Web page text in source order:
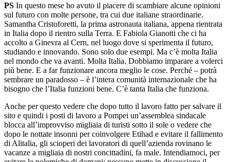
PS In questo mese ho avuto il piacere di scambiare alcune opinioni
sul futuro con molte persone, tra cui due italiane straordinarie.
Samantha Cristoforetti, la prima astronauta italiana, appena rientrata
in Italia dopo il rientro sulla Terra. E Fabiola Gianotti che ci ha
accolto a Ginevra al Cern, nel luogo dove si sperimenta il futuro,
studiando e innovando. Sono solo due esempi. Ma c’è molta Italia
nel mondo che va avanti. Molta Italia. Dobbiamo imparare a volerci
più bene. E a far funzionare ancora meglio le cose. Perché – potrà
sembrare un paradosso – è l’intera comunità internazionale che ha
bisogno che l’Italia funzioni bene. C’è tanta Italia che funziona.
Anche per questo vedere che dopo tutto il lavoro fatto per salvare il
sito e quindi i posti di lavoro a Pompei un’assemblea sindacale
blocca all’improvviso migliaia di turisti sotto il sole o vedere che
dopo le nottate insonni per coinvolgere Etihad e evitare il fallimento
di Alitalia, gli scioperi dei lavoratori di quell’azienda rovinano le
vacanze a migliaia di nostri concittadini, fa male. Intendiamoci, per